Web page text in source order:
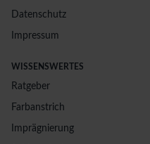
Datenschutz
Impressum
WISSENSWERTES
Ratgeber
Farbanstrich
Imprägnierung